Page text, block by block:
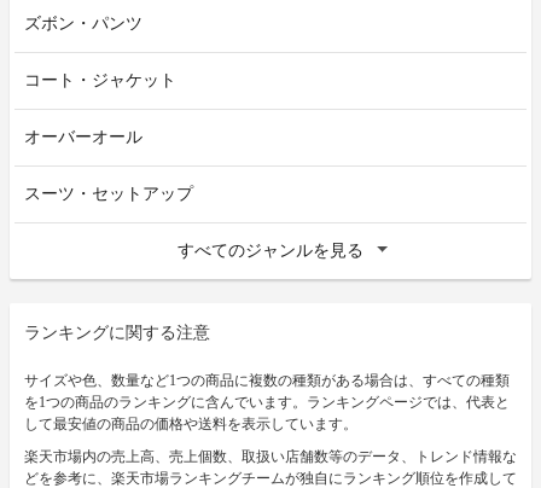
ズボン・パンツ
コート・ジャケット
オーバーオール
スーツ・セットアップ
すべてのジャンルを見る
ランキングに関する注意
サイズや色、数量など1つの商品に複数の種類がある場合は、すべての種類
を1つの商品のランキングに含んでいます。ランキングページでは、代表と
して最安値の商品の価格や送料を表示しています。
楽天市場内の売上高、売上個数、取扱い店舗数等のデータ、トレンド情報な
どを参考に、楽天市場ランキングチームが独自にランキング順位を作成して